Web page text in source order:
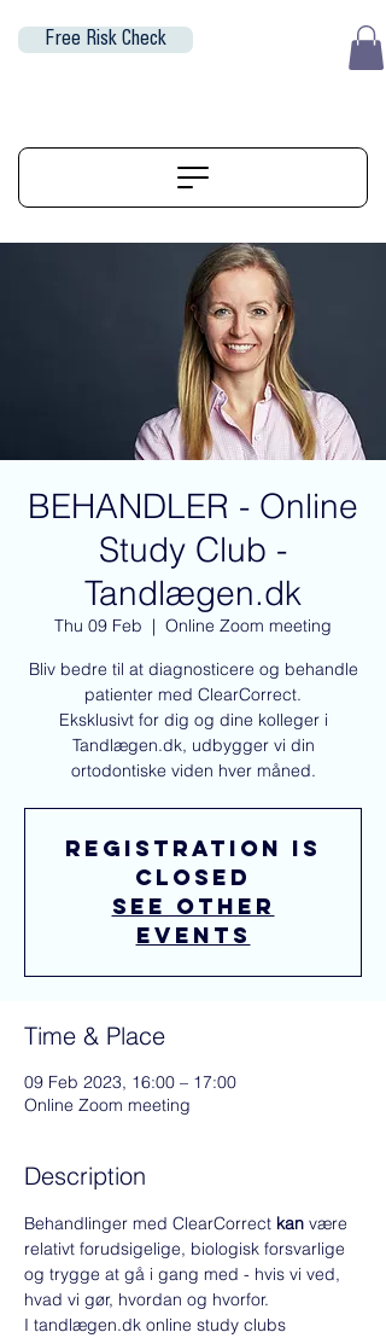
Free Risk Check
BEHANDLER - Online
Study Club -
Tandlægen.dk
Thu 09 Feb
  |
Online Zoom meeting
Bliv bedre til at diagnosticere og behandle
patienter med ClearCorrect.
Eksklusivt for dig og dine kolleger i
Tandlægen.dk, udbygger vi din
ortodontiske viden hver måned.
Registration is
closed
See other
events
Time & Place
09 Feb 2023, 16:00 – 17:00
Online Zoom meeting
Description
Behandlinger med ClearCorrect kan være
relativt forudsigelige, biologisk forsvarlige
og trygge at gå i gang med - hvis vi ved,
hvad vi gør, hvordan og hvorfor.
I tandlægen.dk online study clubs